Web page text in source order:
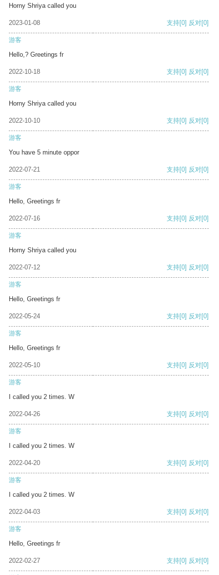
Horny Shriya called you
2023-01-08 支持[0] 反对[0]
游客
Hello,? Greetings fr
2022-10-18 支持[0] 反对[0]
游客
Horny Shriya called you
2022-10-10 支持[0] 反对[0]
游客
You have 5 minute oppor
2022-07-21 支持[0] 反对[0]
游客
Hello, Greetings fr
2022-07-16 支持[0] 反对[0]
游客
Horny Shriya called you
2022-07-12 支持[0] 反对[0]
游客
Hello, Greetings fr
2022-05-24 支持[0] 反对[0]
游客
Hello, Greetings fr
2022-05-10 支持[0] 反对[0]
游客
I called you 2 times. W
2022-04-26 支持[0] 反对[0]
游客
I called you 2 times. W
2022-04-20 支持[0] 反对[0]
游客
I called you 2 times. W
2022-04-03 支持[0] 反对[0]
游客
Hello, Greetings fr
2022-02-27 支持[0] 反对[0]